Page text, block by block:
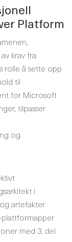
Platform
krav fra
rolle å sette opp
til
for Microsoft
tilpasser
og
i
artefakter
med 3. del